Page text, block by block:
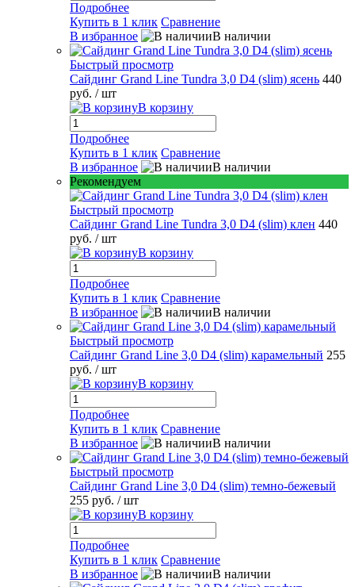
Подробнее
Купить в 1 клик Сравнение
В избранное
В наличии
Быстрый просмотр
Сайдинг Grand Line Tundra 3,0 D4 (slim) ясень 440
руб. / шт
В корзину
Подробнее
Купить в 1 клик Сравнение
В избранное
В наличии
Рекомендуем
Быстрый просмотр
Сайдинг Grand Line Tundra 3,0 D4 (slim) клен 440
руб. / шт
В корзину
Подробнее
Купить в 1 клик Сравнение
В избранное
В наличии
Быстрый просмотр
Сайдинг Grand Line 3,0 D4 (slim) карамельный 255
руб. / шт
В корзину
Подробнее
Купить в 1 клик Сравнение
В избранное
В наличии
Быстрый просмотр
Сайдинг Grand Line 3,0 D4 (slim) темно-бежевый
255 руб. / шт
В корзину
Подробнее
Купить в 1 клик Сравнение
В избранное
В наличии